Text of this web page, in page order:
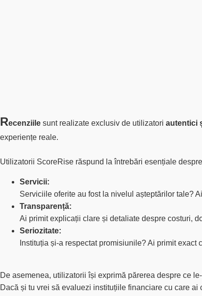
Recenziile sunt realizate exclusiv de utilizatori autentici
experiențe reale.
Utilizatorii ScoreRise răspund la întrebări esențiale
Servicii:
Serviciile oferite au fost la nivelul așteptărilor tale?
Transparență:
Ai primit explicații clare și detaliate despre costuri,
Seriozitate:
Instituția și-a respectat promisiunile? Ai primit exact
De asemenea, utilizatorii își exprimă părerea despre ce
Dacă și tu vrei să evaluezi instituțiile financiare cu care ai